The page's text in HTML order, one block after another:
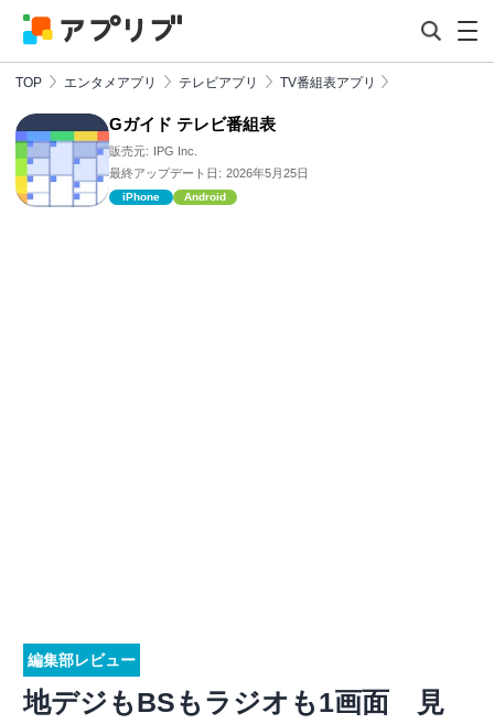
TOP エンタメアプリ テレビアプリ TV番組表アプリ
Gガイド テレビ番組表
販売元: IPG Inc.
最終アップデート日: 2026年5月25日
iPhone Android
編集部レビュー
地デジもBSもラジオも1画面 見